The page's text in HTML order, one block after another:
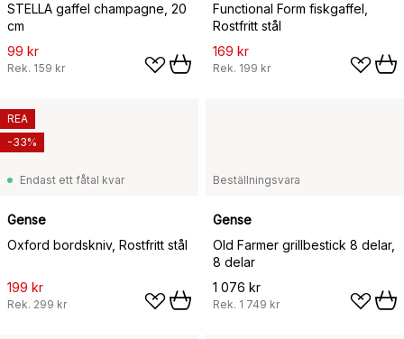
STELLA gaffel champagne, 20
cm
99 kr
Rek. 159 kr
Functional Form fiskgaffel,
Rostfritt stål
169 kr
Rek. 199 kr
Endast ett fåtal kvar
Gense
Oxford bordskniv, Rostfritt stål
199 kr
Rek. 299 kr
REA
-33%
Beställningsvara
Gense
Old Farmer grillbestick 8 delar,
8 delar
1 076 kr
Rek. 1 749 kr